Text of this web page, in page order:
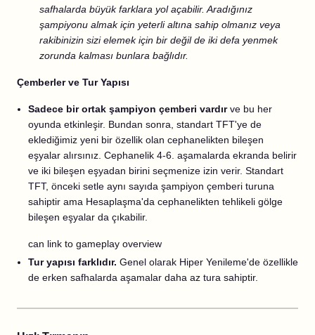
safhalarda büyük farklara yol açabilir. Aradığınız
şampiyonu almak için yeterli altına sahip olmanız veya
rakibinizin sizi elemek için bir değil de iki defa yenmek
zorunda kalması bunlara bağlıdır.
Çemberler ve Tur Yapısı
Sadece bir ortak şampiyon çemberi vardırve bu her
oyunda etkinleşir. Bundan sonra, standart TFT'ye de
eklediğimiz yeni bir özellik olan cephanelikten bileşen
eşyalar alırsınız. Cephanelik 4-6. aşamalarda ekranda belirir
ve iki bileşen eşyadan birini seçmenize izin verir. Standart
TFT, önceki setle aynı sayıda şampiyon çemberi turuna
sahiptir ama Hesaplaşma'da cephanelikten tehlikeli gölge
bileşen eşyalar da çıkabilir.
can link to gameplay overview
Tur yapısı farklıdır. Genel olarak Hiper Yenileme'de özellikle
de erken safhalarda aşamalar daha az tura sahiptir.